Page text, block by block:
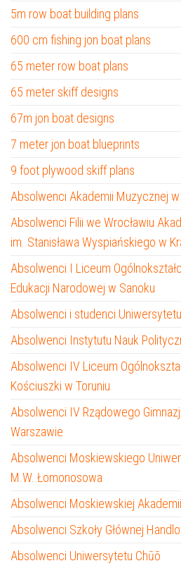
5m row boat building plans
600 cm fishing jon boat plans
65 meter row boat plans
65 meter skiff designs
67m jon boat designs
7 meter jon boat blueprints
9 foot plywood skiff plans
Absolwenci Akademii Muzycznej w
Absolwenci Filii we Wrocławiu
im. Stanisława Wyspiańskiego w
Absolwenci I Liceum
Edukacji Narodowej w Sanoku
Absolwenci i studenci
Absolwenci Instytutu Nauk
Absolwenci IV Liceum
Kościuszki w Toruniu
Absolwenci IV Rządowego
Warszawie
Absolwenci Moskiewskiego
M.W. Łomonosowa
Absolwenci Moskiewskiej
Absolwenci Szkoły Głównej
Absolwenci Uniwersytetu Chūō